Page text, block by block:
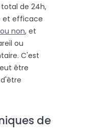
de 24h,
et efficace
non, et
ou
C'est
être
de